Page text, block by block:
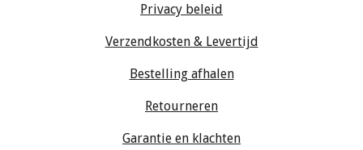
Privacy beleid
Verzendkosten & Levertijd
Bestelling afhalen
Retourneren
Garantie en klachten